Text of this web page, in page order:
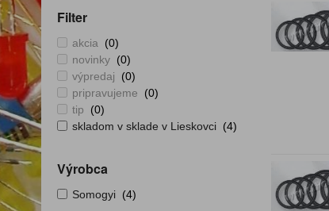
Filter
akcia
(0)
novinky (0)
výpredaj
(0)
pripravujeme
(0)
tip
(0)
skladom v sklade v Lieskovci (4)
Výrobca
Somogyi (4)